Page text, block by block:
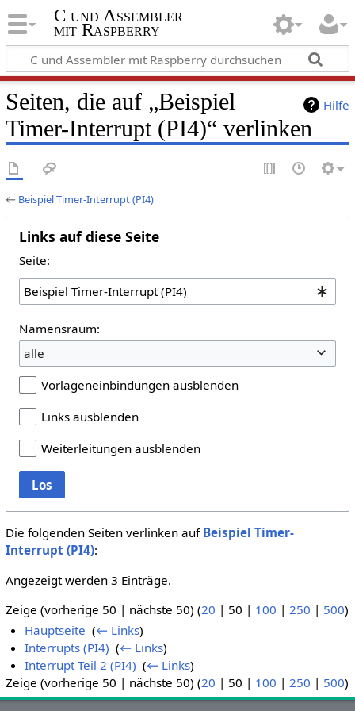
C und Assembler
mit Raspberry
Hilfe
Seiten, die auf „Beispiel
Timer-Interrupt (PI4)“ verlinken
← Beispiel Timer-Interrupt (PI4)
Links auf diese Seite
Seite:
Namensraum:
alle
Vorlageneinbindungen ausblenden
Links ausblenden
Weiterleitungen ausblenden
Los
Die folgenden Seiten verlinken auf Beispiel Timer-
Interrupt (PI4):
Angezeigt werden 3 Einträge.
Zeige (vorherige 50 | nächste 50) (20 | 50 | 100 | 250 | 500)
Hauptseite ‎(← Links)
Interrupts (PI4) ‎(← Links)
Interrupt Teil 2 (PI4) ‎(← Links)
Zeige (vorherige 50 | nächste 50) (20 | 50 | 100 | 250 | 500)